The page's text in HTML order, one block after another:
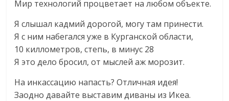
Мир технологий процветает на любом объекте.
Я слышал кадмий дорогой, могу там принести.
Я с ним набегался уже в Курганской области,
10 киллометров, cтепь, в минус 28
Я это дело бросил, от мыслей аж морозит.
На инкассацию напасть? Отличная идея!
Заодно давайте выставим диваны из Икеа.